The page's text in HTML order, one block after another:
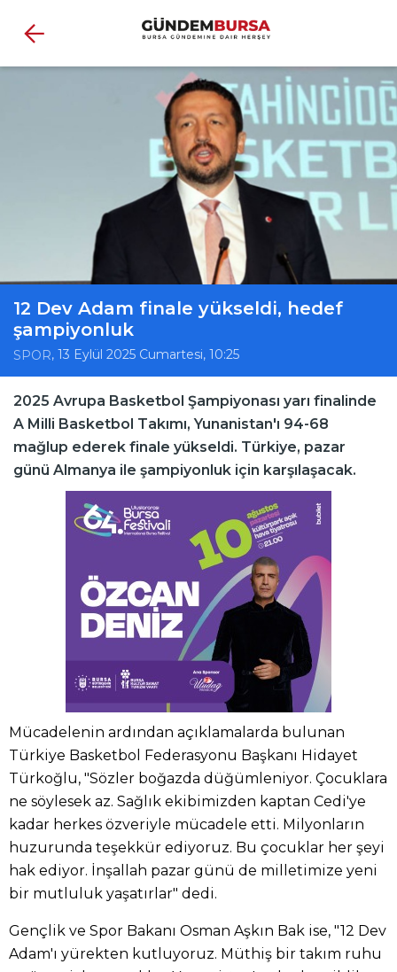
12 Dev Adam finale yükseldi, hedef
şampiyonluk
SPOR, 13 Eylül 2025 Cumartesi, 10:25
2025 Avrupa Basketbol Şampiyonası yarı finalinde
A Milli Basketbol Takımı, Yunanistan'ı 94-68
mağlup ederek finale yükseldi. Türkiye, pazar
günü Almanya ile şampiyonluk için karşılaşacak.
Mücadelenin ardından açıklamalarda bulunan
Türkiye Basketbol Federasyonu Başkanı Hidayet
Türkoğlu, "Sözler boğazda düğümleniyor. Çocuklara
ne söylesek az. Sağlık ekibimizden kaptan Cedi'ye
kadar herkes özveriyle mücadele etti. Milyonların
huzurunda teşekkür ediyoruz. Bu çocuklar her şeyi
hak ediyor. İnşallah pazar günü de milletimize yeni
bir mutluluk yaşatırlar" dedi.
Gençlik ve Spor Bakanı Osman Aşkın Bak ise, "12 Dev
Adam'ı yürekten kutluyoruz. Müthiş bir takım ruhu